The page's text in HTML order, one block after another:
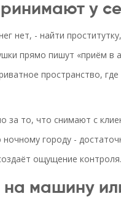
у
нет, - найти
прямо пишут «приём в
пространство,
за то, что снимают с
городу -
ощущение контроля.
на машину